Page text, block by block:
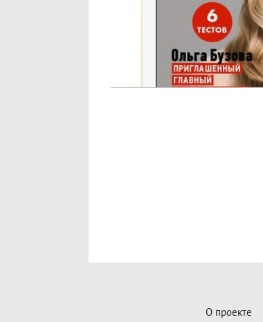
О проекте